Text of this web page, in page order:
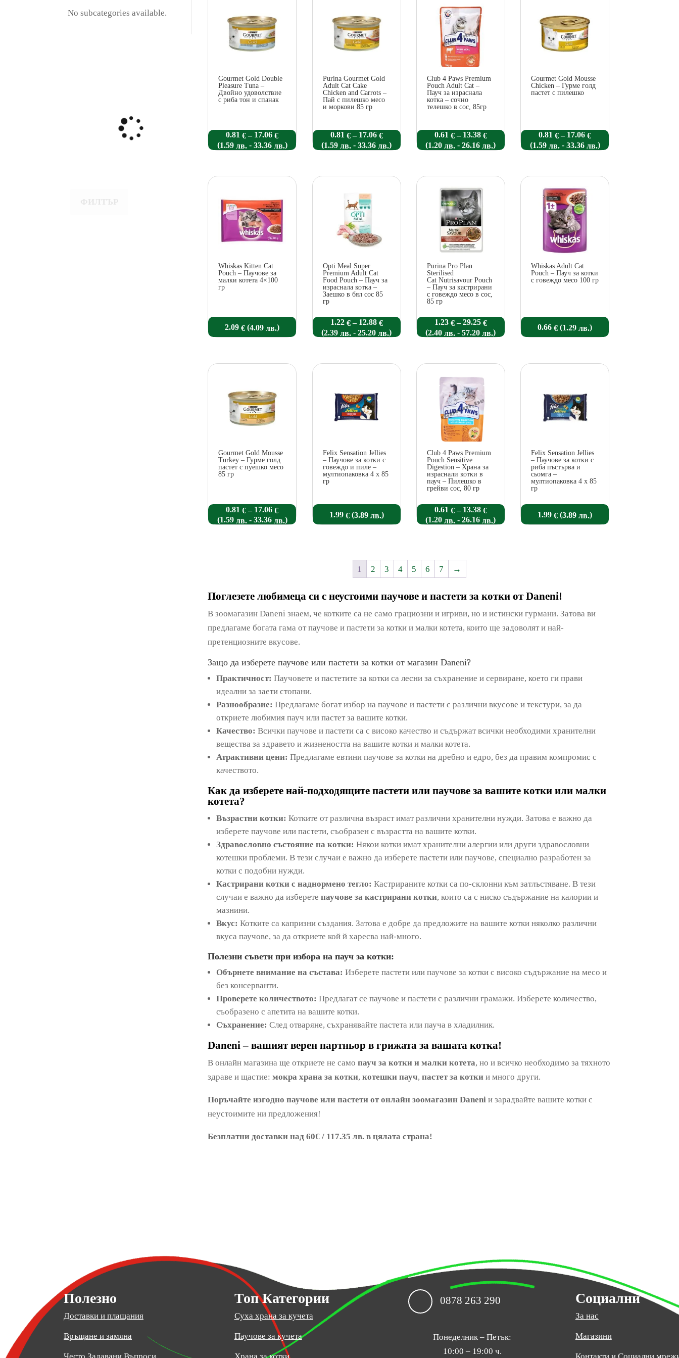
No subcategories available.
Gourmet Gold Double
Pleasure Tuna –
Двойно удоволствие
с риба тон и спанак
0.81€ – 17.06€Price
range:
0.81 €
(1.59 лв. - 33.36 лв.)
Purina Gourmet Gold
Adult Cat Cake
Chicken and Carrots –
Пай с пилешко месо
и моркови 85 гр
0.81 € – 17.06 €Price
range:
0.81 €
(1.59 лв. -33.36 лв.)
Club 4 Paws Premium
Pouch Adult Cat –
Пауч за израснала
котка – сочно
телешко в сос, 85гр
0.61 € – 13.38 €Price
range:
0.61 €
(1.20 лв. - 26.16 лв.)
Gourmet Gold Mousse
Chicken – Гурме голд
пастет с пилешко
0.81€ – 17.06€Price
range:
0.81 €
(1.59 лв. - 33.36 лв.)
Whiskas Kitten Cat
Pouch – Паучове за
малки котета 4×100
гр
2.09€ (4.09 лв.)
Opti Meal Super
Premium Adult Cat
Food Pouch – Пауч за
израснала котка –
Заешко в бял сос 85
гр
1.22 € – 12.88 €Price
range:
1.22 €
(2.39 лв. - 25.20 лв.)
Purina Pro Plan
Sterilised
Cat Nutrisavour Pouch
– Пауч за кастрирани
с говеждо месо в сос,
85 гр
1.23 € – 29.25 €Price
range:
1.23 €
(2.40 лв. -57.20 лв.)
Whiskas Adult Cat
Pouch – Пауч за котки
с говеждо месо 100 гр
0.66€ (1.29 лв.)
Gourmet Gold Mousse
Turkey – Гурме голд
пастет с пуешко месо
85 гр
0.81€ – 17.06€Price
range:
0.81 €
(1.59 лв. - 33.36 лв.)
Felix Sensation Jellies
– Паучове за котки с
говеждо и пиле –
мултиопаковка 4 х 85
гр
1.99 € (3.89 лв.)
Club 4 Paws Premium
Pouch Sensitive
Digestion – Храна за
израснали котки в
пауч – Пилешко в
грейви сос, 80 гр
0.61 € – 13.38 €Price
range:
0.61 €
(1.20 лв. -26.16 лв.)
Felix Sensation Jellies
– Паучове за котки с
риба пъстърва и
сьомга –
мултиопаковка 4 х 85
гр
1.99€ (3.89 лв.)
1 2 3 4 5 6 7 →
Поглезете любимеца си с неустоими паучове и пастети за котки от Daneni!
В зоомагазин Daneni знаем, че котките са не само грациозни и игриви, но и истински гурмани. Затова ви
предлагаме богата гама от паучове и пастети за котки и малки котета, които ще задоволят и най-
претенциозните вкусове.
Защо да изберете паучове или пастети за котки от магазин Daneni?
Практичност: Паучовете и пастетите за котки са лесни за съхранение и сервиране, което ги прави
идеални за заети стопани.
Разнообразие: Предлагаме богат избор на паучове и пастети с различни вкусове и текстури, за да
откриете любимия пауч или пастет за вашите котки.
Качество: Всички паучове и пастети са с високо качество и съдържат всички необходими хранителни
вещества за здравето и жизнеността на вашите котки и малки котета.
Атрактивни цени: Предлагаме евтини паучове за котки на дребно и едро, без да правим компромис с
качеството.
Как да изберете най-подходящите пастети или паучове за вашите котки или малки
котета?
Възрастни котки: Котките от различна възраст имат различни хранителни нужди. Затова е важно да
изберете паучове или пастети, съобразен с възрастта на вашите котки.
Здравословно състояние на котки: Някои котки имат хранителни алергии или други здравословни
котешки проблеми. В тези случаи е важно да изберете пастети или паучове, специално разработен за
котки с подобни нужди.
Кастрирани котки с наднормено тегло: Кастрираните котки са по-склонни към затлъстяване. В тези
случаи е важно да изберетепаучове за кастрирани котки, които са с ниско съдържание на калории и
мазнини.
Вкус: Котките са капризни създания. Затова е добре да предложите на вашите котки няколко различни
вкуса паучове, за да откриете кой й харесва най-много.
Полезни съвети при избора на пауч за котки:
Обърнете внимание на състава: Изберете пастети или паучове за котки с високо съдържание на месо и
без консерванти.
Проверете количеството: Предлагат се паучове и пастети с различни грамажи. Изберете количество,
съобразено с апетита на вашите котки.
Съхранение: След отваряне, съхранявайте пастета или пауча в хладилник.
Daneni – вашият верен партньор в грижата за вашата котка!
В онлайн магазина ще откриете не самопауч за котки и малки котета, но и всичко необходимо за тяхното
здраве и щастие:мокра храна за котки,котешки пауч,пастет за котки и много други.
Поръчайте изгодно паучове или пастети от онлайн зоомагазин Daneni и зарадвайте вашите котки с
неустоимите ни предложения!
Безплатни доставки над 60€ / 117.35 лв. в цялата страна!
Полезно
Доставки и плащания
Връщане и замяна
Топ Категории
Суха храна за кучета
Паучове за кучета
0878 263 290
Понеделник – Петък:
10:00 – 19:00 ч.
Социални
За нас
Магазини